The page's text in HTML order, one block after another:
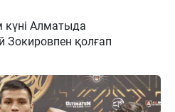
Алматыда
Зокировпен қолғап